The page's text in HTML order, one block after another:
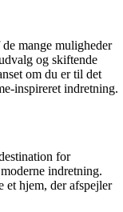
mange muligheder
og skiftende
om du er til det
inspireret indretning.
for
indretning.
et hjem, der afspejler